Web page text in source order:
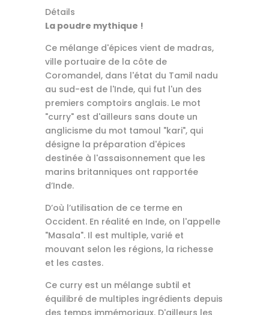
Détails
La poudre mythique !
Ce mélange d'épices vient de madras,
ville portuaire de la côte de
Coromandel, dans l'état du Tamil nadu
au sud-est de l'Inde, qui fut l'un des
premiers comptoirs anglais. Le mot
"curry" est d'ailleurs sans doute un
anglicisme du mot tamoul "kari", qui
désigne la préparation d'épices
destinée à l'assaisonnement que les
marins britanniques ont rapportée
d’Inde.
D’où l’utilisation de ce terme en
Occident. En réalité en Inde, on l'appelle
"Masala". Il est multiple, varié et
mouvant selon les régions, la richesse
et les castes.
Ce curry est un mélange subtil et
équilibré de multiples ingrédients depuis
des temps immémoriaux. D'ailleurs les